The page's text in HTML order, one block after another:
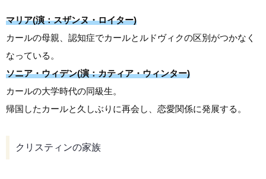
マリア(演：スザンヌ・ロイター)
カールの母親、認知症でカールとルドヴィクの区別がつかなく
なっている。
ソニア・ウィデン(演：カティア・ウィンター)
カールの大学時代の同級生。
帰国したカールと久しぶりに再会し、恋愛関係に発展する。
クリスティンの家族